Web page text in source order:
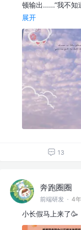
顿输出......”我不
展开
13
奔跑圈圈
前端研发 · 4
小长假马上来了🥳